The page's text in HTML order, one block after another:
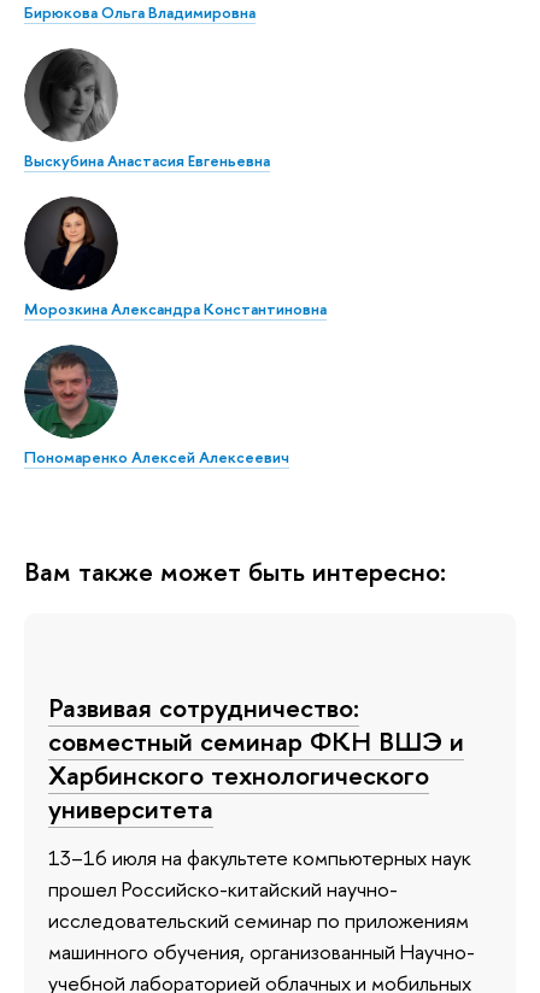
Бирюкова Ольга Владимировна
Выскубина Анастасия Евгеньевна
Морозкина Александра Константиновна
Пономаренко Алексей Алексеевич
Вам также может быть интересно:
Развивая сотрудничество:
совместный семинар ФКН ВШЭ и
Харбинского технологического
университета
13–16 июля на факультете компьютерных наук
прошел Российско-китайский научно-
исследовательский семинар по приложениям
машинного обучения, организованный Научно-
учебной лабораторией облачных и мобильных